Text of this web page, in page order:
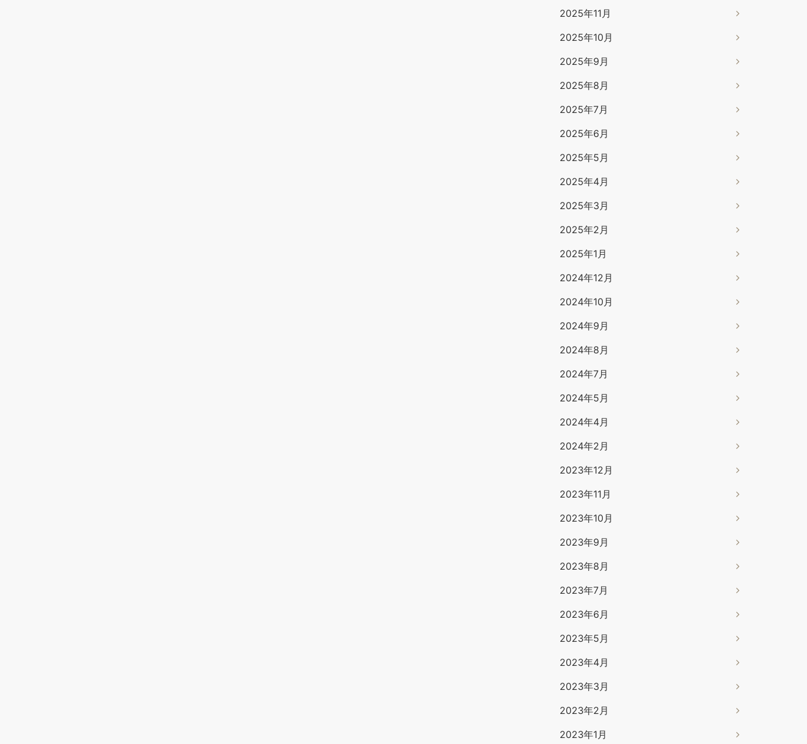
2025年11月
2025年10月
2025年9月
2025年8月
2025年7月
2025年6月
2025年5月
2025年4月
2025年3月
2025年2月
2025年1月
2024年12月
2024年10月
2024年9月
2024年8月
2024年7月
2024年5月
2024年4月
2024年2月
2023年12月
2023年11月
2023年10月
2023年9月
2023年8月
2023年7月
2023年6月
2023年5月
2023年4月
2023年3月
2023年2月
2023年1月